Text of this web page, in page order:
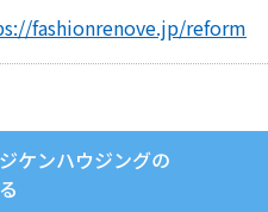
fashionrenove.jp/reform
ケンハウジングの